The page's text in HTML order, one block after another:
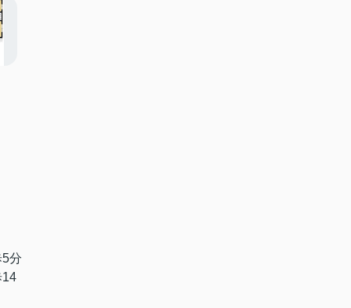
分
14